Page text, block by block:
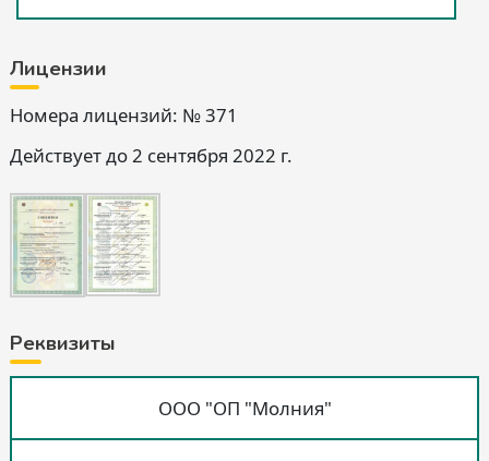
Лицензии
Номера лицензий: № 371
Действует до 2 сентября 2022 г.
Реквизиты
ООО "ОП "Молния"